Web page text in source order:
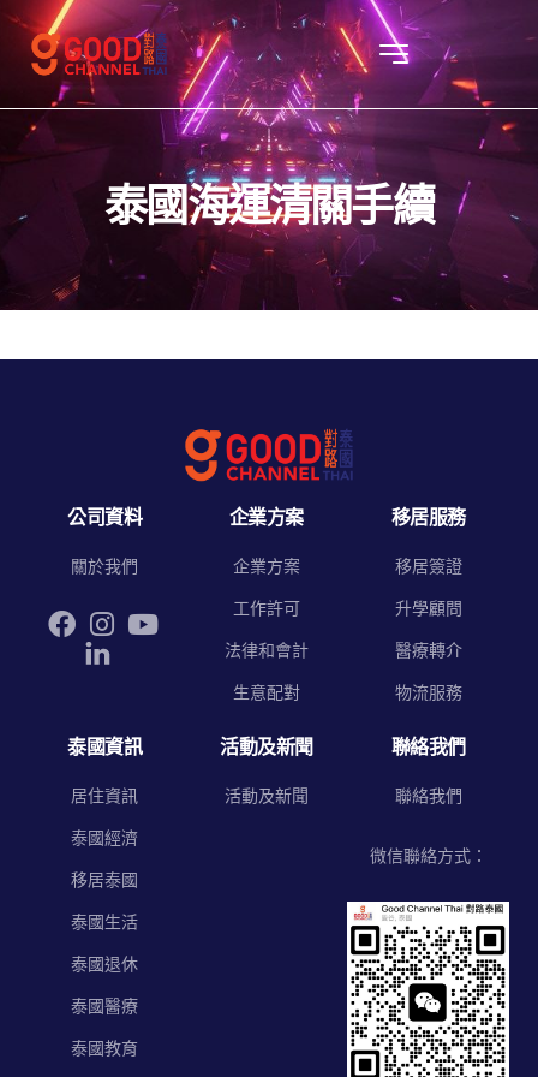
泰國海運清關手續
公司資料
關於我們
企業方案
企業方案
工作許可
法律和會計
生意配對
移居服務
移居簽證
升學顧問
醫療轉介
物流服務
泰國資訊
居住資訊
泰國經濟
移居泰國
泰國生活
泰國退休
泰國醫療
泰國教育
活動及新聞
活動及新聞
聯絡我們
聯絡我們
微信聯絡方式：